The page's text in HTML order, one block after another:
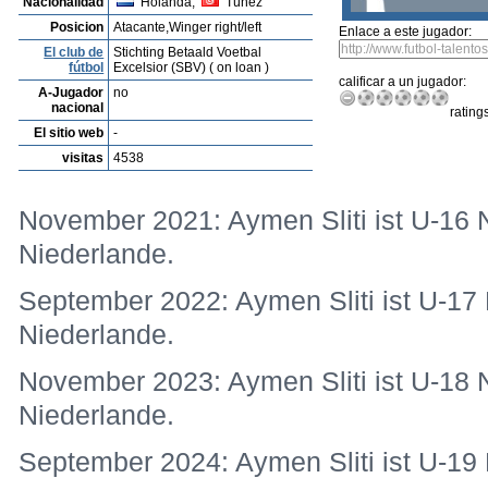
Posicion
Atacante,Winger right/left
El club de
fútbol
Stichting Betaald Voetbal
Excelsior (SBV) ( on loan )
A-Jugador
nacional
no
El sitio web
-
visitas
4538
Enlace a este jugador:
calificar a un jugador:
November 2021: Aymen Sliti ist U-16
Niederlande.
September 2022: Aymen Sliti ist U-
Niederlande.
November 2023: Aymen Sliti ist U-18
Niederlande.
September 2024: Aymen Sliti ist U-